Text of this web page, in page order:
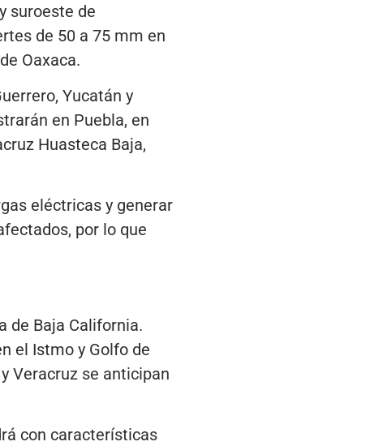
suroeste de
de 50 a 75 mm en
Oaxaca.
Yucatán y
en Puebla, en
Huasteca Baja,
eléctricas y generar
por lo que
de Baja California.
el Istmo y Golfo de
Veracruz se anticipan
con características